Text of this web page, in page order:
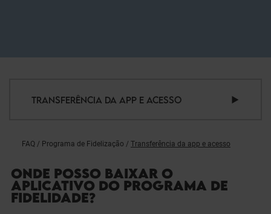
TRANSFERÊNCIA DA APP E ACESSO
FAQ / Programa de Fidelização / Transferência da app e acesso
ONDE POSSO BAIXAR O
APLICATIVO DO PROGRAMA DE
FIDELIDADE?